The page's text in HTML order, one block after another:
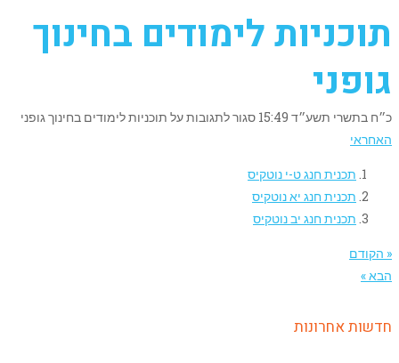
תוכניות לימודים בחינוך
גופני
כ״ח בתשרי תשע״ד 15:49 סגור לתגובותעל תוכניות לימודים בחינוך גופני
האחראי
תכנית חנג ט-י נוטקיס
תכנית חנג יא נוטקיס
תכנית חנג יב נוטקיס
« הקודם
הבא »
חדשות אחרונות